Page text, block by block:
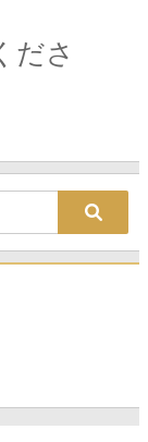
ださ